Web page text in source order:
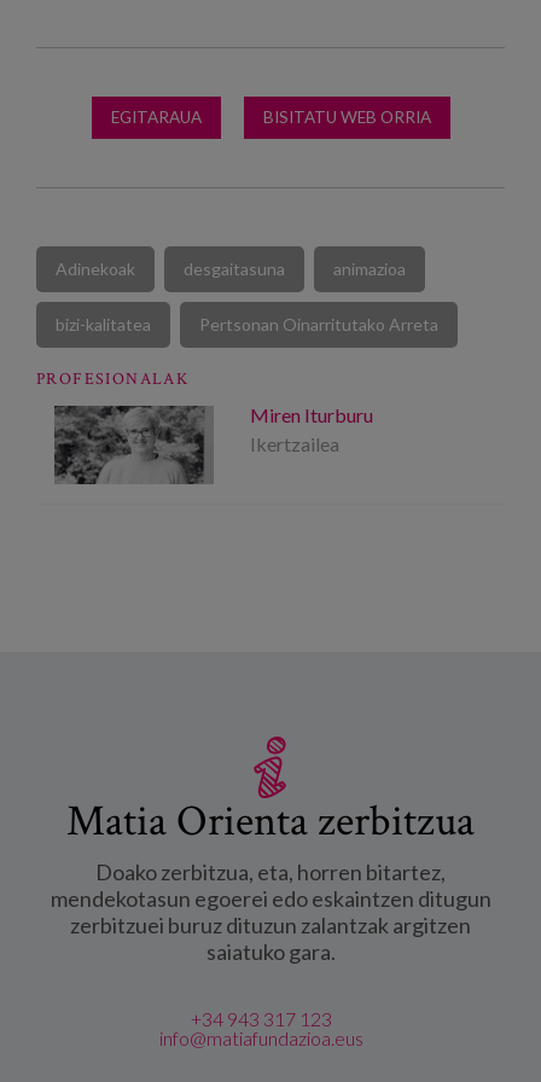
EGITARAUA BISITATU WEB ORRIA
Adinekoak desgaitasuna animazioa
bizi-kalitatea Pertsonan Oinarritutako Arreta
PROFESIONALAK
Miren Iturburu
Ikertzailea
Matia Orienta zerbitzua
Doako zerbitzua, eta, horren bitartez,
mendekotasun egoerei edo eskaintzen ditugun
zerbitzuei buruz dituzun zalantzak argitzen
saiatuko gara.
+34 943 317 123
info@matiafundazioa.eus